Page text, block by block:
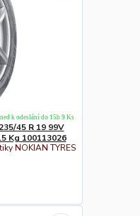
45 R 19 99V
Kg 100113026
NOKIAN TYRES
k odeslání do 15h 9 Ks